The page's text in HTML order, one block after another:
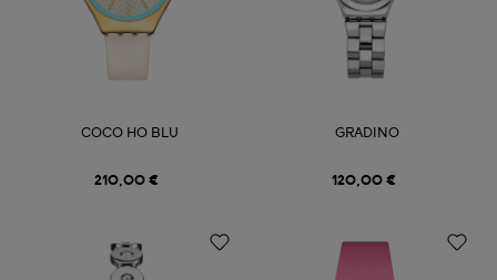
COCO HO BLU
210,00 €
GRADINO
120,00 €